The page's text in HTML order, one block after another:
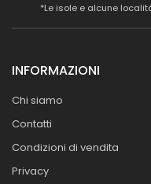
*Le isole e alcune
INFORMAZIONI
Chi siamo
Contatti
Condizioni di vendita
Privacy